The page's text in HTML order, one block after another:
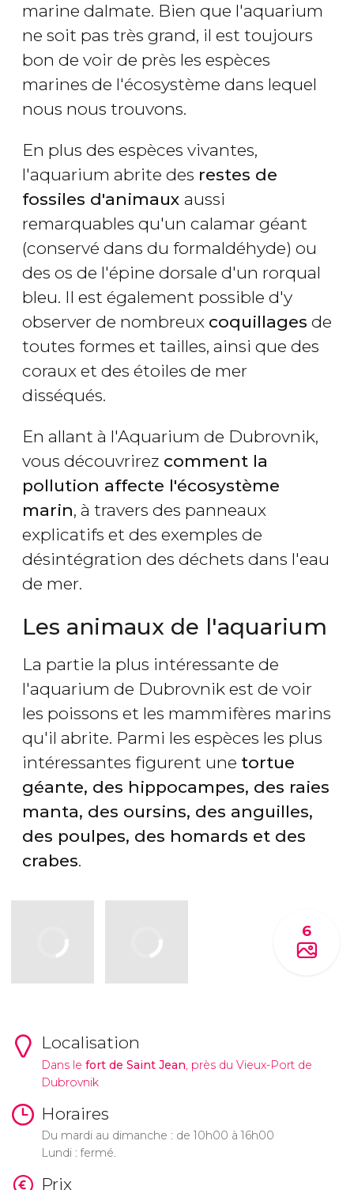
marine dalmate. Bien que l'aquarium
ne soit pas très grand, il est toujours
bon de voir de près les espèces
marines de l'écosystème dans lequel
nous nous trouvons.
En plus des espèces vivantes,
l'aquarium abrite des restes de
fossiles d'animaux aussi
remarquables qu'un calamar géant
(conservé dans du formaldéhyde) ou
des os de l'épine dorsale d'un rorqual
bleu. Il est également possible d'y
observer de nombreux coquillages de
toutes formes et tailles, ainsi que des
coraux et des étoiles de mer
disséqués.
En allant à l'Aquarium de Dubrovnik,
vous découvrirez comment la
pollution affecte l'écosystème
marin, à travers des panneaux
explicatifs et des exemples de
désintégration des déchets dans l'eau
de mer.
Les animaux de l'aquarium
La partie la plus intéressante de
l'aquarium de Dubrovnik est de voir
les poissons et les mammifères marins
qu'il abrite. Parmi les espèces les plus
intéressantes figurent une tortue
géante, des hippocampes, des raies
manta, des oursins, des anguilles,
des poulpes, des homards et des
crabes.
6
Localisation
Dans le fort de Saint Jean , près du Vieux-Port de
Dubrovnik
Horaires
Du mardi au dimanche : de 10h00 à 16h00
Lundi : fermé.
Prix